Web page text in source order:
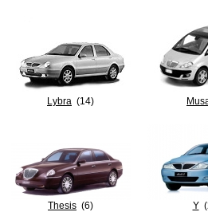
Lybra (14)
Thesis (6) Y